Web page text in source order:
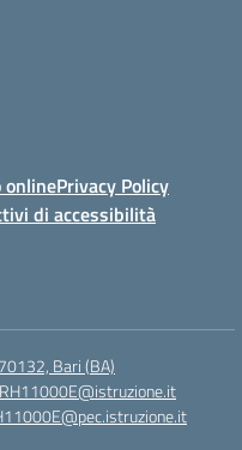
onlinePrivacy Policy
di accessibilità
Bari (BA)